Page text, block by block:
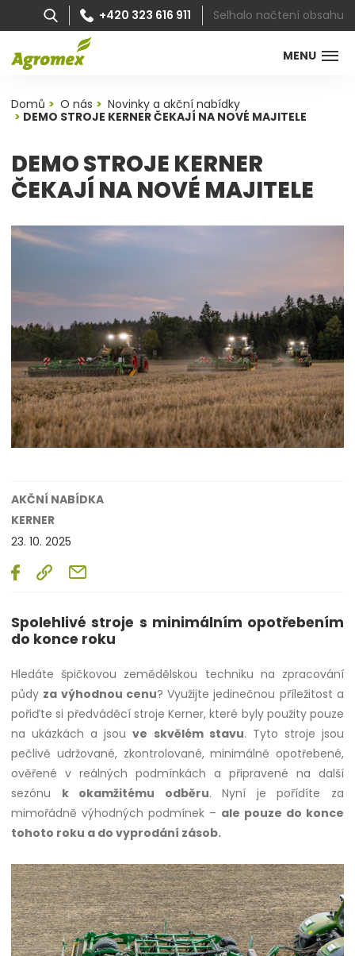
MENU
+420 323 616 911 Selhalo načtení obsahu
Domů O nás
Novinky a akční nabídky
DEMO STROJE KERNER ČEKAJÍ NA NOVÉ MAJITELE
DEMO STROJE KERNER
ČEKAJÍ NA NOVÉ MAJITELE
AKČNÍ NABÍDKA
KERNER
23. 10. 2025
Spolehlivé stroje s minimálním opotřebením
do konce roku
Hledáte špičkovou zemědělskou techniku na zpracování
půdy za výhodnou cenu? Využijte jedinečnou příležitost a
pořiďte si předváděcí stroje Kerner, které byly použity pouze
na ukázkách a jsouve skvělém stavu. Tyto stroje jsou
pečlivě udržované, zkontrolované, minimálně opotřebené,
ověřené v reálných podmínkách a připravené na další
sezónu k okamžitému odběru. Nyní je pořídíte za
mimořádně výhodných podmínek – ale pouze do konce
tohoto roku a do vyprodání zásob.